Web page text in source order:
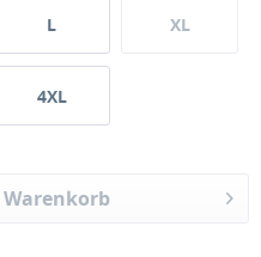
L XL
4XL